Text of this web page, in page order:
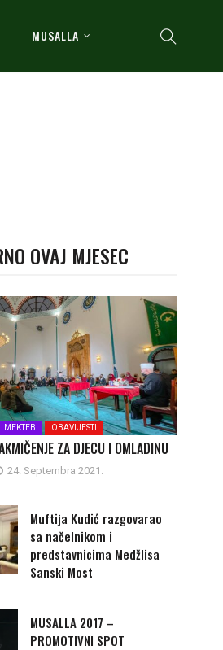
MUSALLA
OVAJ MJESEC
MEKTEB OBAVIJESTI
ZA DJECU I OMLADINU
24. Septembra 2021.
Muftija Kudić razgovarao
sa načelnikom i
predstavnicima Medžlisa
Sanski Most
MUSALLA 2017 –
PROMOTIVNI SPOT